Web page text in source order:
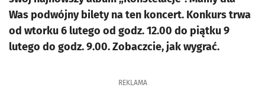
Was podwójny bilety na ten koncert. Konkurs trwa
od wtorku 6 lutego od godz. 12.00 do piątku 9
lutego do godz. 9.00. Zobaczcie, jak wygrać.
REKLAMA